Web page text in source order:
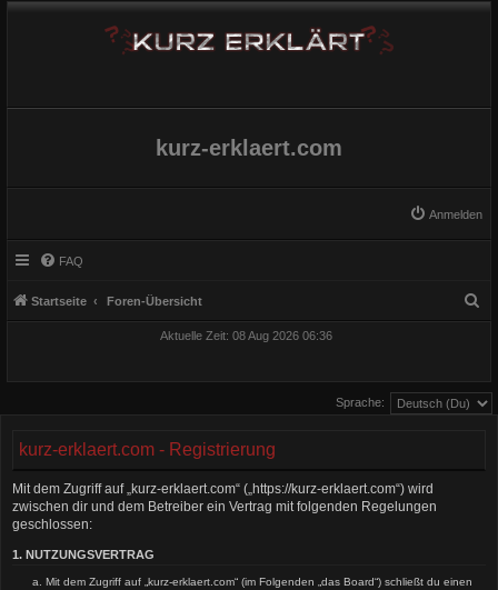
kurz-erklaert.com
Anmelden
FAQ
Startseite Foren-Übersicht
e
Aktuelle Zeit: 08 Aug 2026 06:36
Sprache:
kurz-erklaert.com - Registrierung
Mit dem Zugriff auf „kurz-erklaert.com“ („https://kurz-erklaert.com“) wird
zwischen dir und dem Betreiber ein Vertrag mit folgenden Regelungen
geschlossen:
1. NUTZUNGSVERTRAG
Mit dem Zugriff auf „kurz-erklaert.com“ (im Folgenden „das Board“) schließt du einen